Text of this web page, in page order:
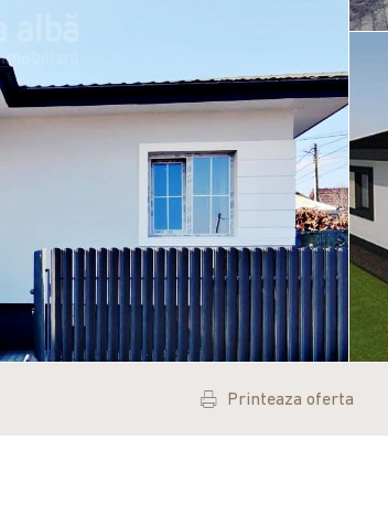
Printeaza oferta